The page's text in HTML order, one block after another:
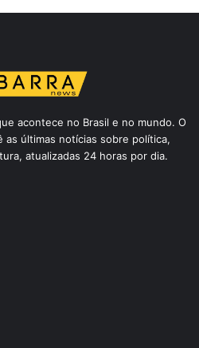
acontece no Brasil e no mundo. O
as últimas notícias sobre política,
atualizadas 24 horas por dia.